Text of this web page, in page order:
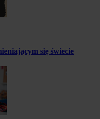
się świecie